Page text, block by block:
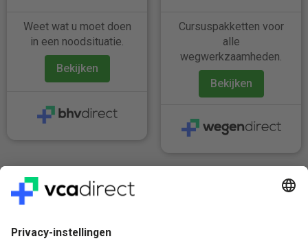
Weet wat u moet doen
in een noodsituatie.
Bekijken
Cursuspakketten voor
alle
wegwerkzaamheden.
Bekijken